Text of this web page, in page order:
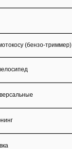
(бензо-триммер)